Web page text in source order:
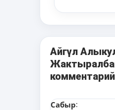
Айгүл
комментарий
Сабыр: